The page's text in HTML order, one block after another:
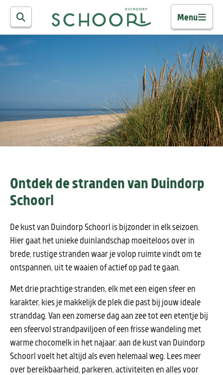
Menu
Ontdek de stranden van Duindorp
Schoorl
De kust van Duindorp Schoorl is bijzonder in elk seizoen.
Hier gaat het unieke duinlandschap moeiteloos over in
brede, rustige stranden waar je volop ruimte vindt om te
ontspannen, uit te waaien of actief op pad te gaan.
Met drie prachtige stranden, elk met een eigen sfeer en
karakter, kies je makkelijk de plek die past bij jouw ideale
stranddag. Van een zomerse dag aan zee tot een etentje bij
een sfeervol strandpaviljoen of een frisse wandeling met
warme chocomelk in het najaar: aan de kust van Duindorp
Schoorl voelt het altijd als even helemaal weg. Lees meer
over bereikbaarheid, parkeren, activiteiten en alles voor